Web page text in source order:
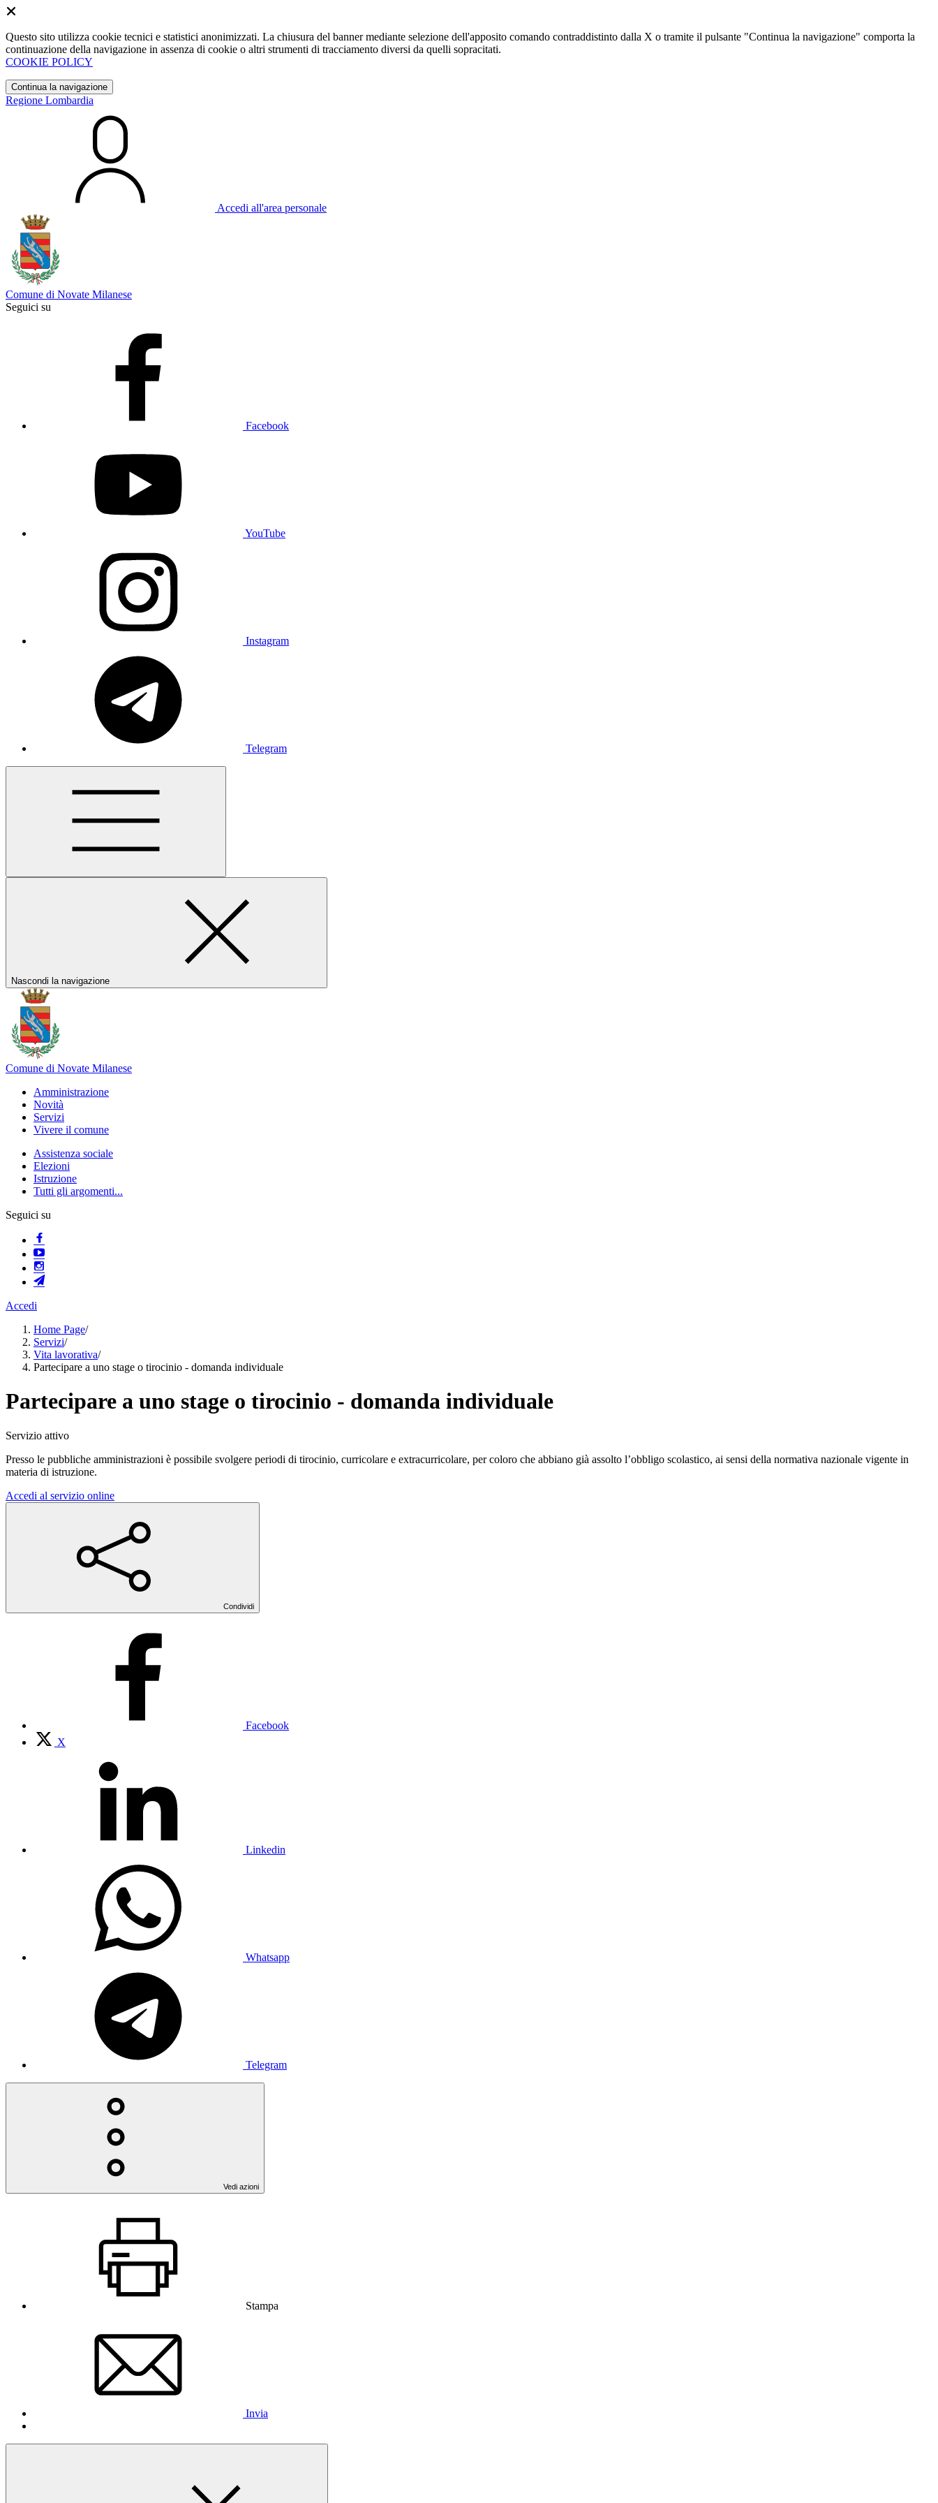
Questo sito utilizza cookie tecnici e statistici anonimizzati. La chiusura del banner mediante selezione dell'apposito comando contraddistinto dalla X o tramite il pulsante "Continua la navigazione" comporta la
continuazione della navigazione in assenza di cookie o altri strumenti di tracciamento diversi da quelli sopracitati.
COOKIE POLICY
Continua la navigazione
Regione Lombardia
Accedi all'area personale
Comune di Novate Milanese
Seguici su
Facebook
YouTube
Instagram
Telegram
Nascondi la navigazione
Comune di Novate Milanese
Amministrazione
Novità
Servizi
Vivere il comune
Assistenza sociale
Elezioni
Istruzione
Tutti gli argomenti...
Seguici su
Accedi
Home Page/
Servizi/
Vita lavorativa/
Partecipare a uno stage o tirocinio - domanda individuale
Partecipare a uno stage o tirocinio - domanda individuale
Servizio attivo
Presso le pubbliche amministrazioni è possibile svolgere periodi di tirocinio, curricolare e extracurricolare, per coloro che abbiano già assolto l’obbligo scolastico, ai sensi della normativa nazionale vigente in
materia di istruzione.
Accedi al servizio online
Condividi
Facebook
X
Linkedin
Whatsapp
Telegram
Vedi azioni
Stampa
Invia